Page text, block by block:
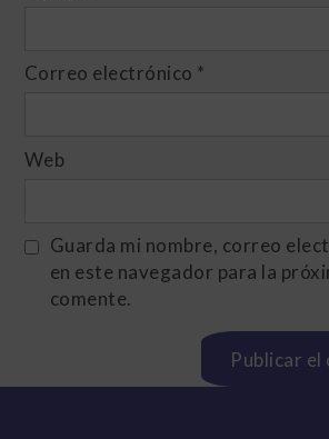
Correo electrónico *
Web
Guarda mi nombre, correo
en este navegador para la
comente.